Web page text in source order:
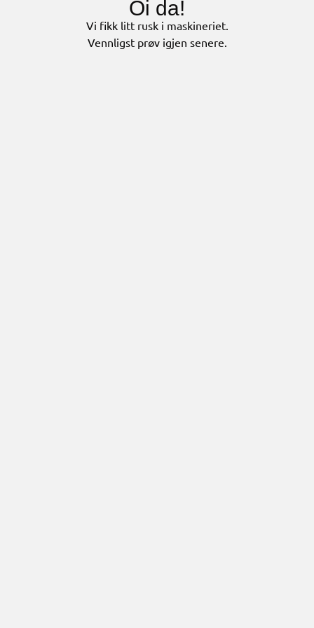
Oi da!
Vi fikk litt rusk i maskineriet.
Vennligst prøv igjen senere.